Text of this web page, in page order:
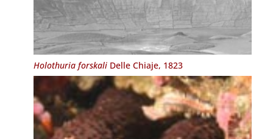
Holothuria forskaliDelle Chiaje, 1823